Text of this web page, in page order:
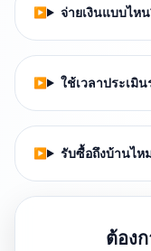
จ่ายเงินแบบไห
ใช้เวลาประเมิ
รับซื้อถึงบ้านไห
ต้อง